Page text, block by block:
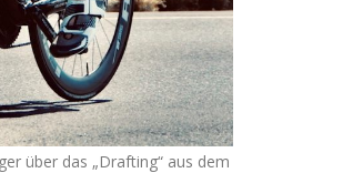
über das „Drafting“ aus dem